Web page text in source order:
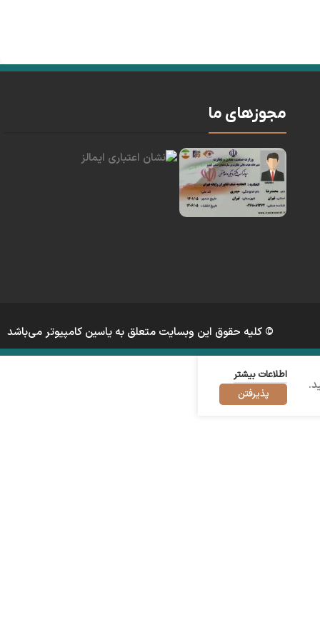
مجوزهای ما
© کلیه حقوق این وبسایت متعلق به یاسین کامپیوتر می‌باشد
اطلاعات بیشتر
پذیرفتن